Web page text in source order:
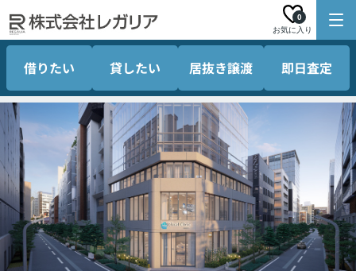
お気に入り
0
借りたい 貸したい 居抜き譲渡 即日査定